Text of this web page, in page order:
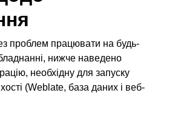
проблем працювати на будь-
нижче наведено
необхідну для запуску
(Weblate, база даних і веб-